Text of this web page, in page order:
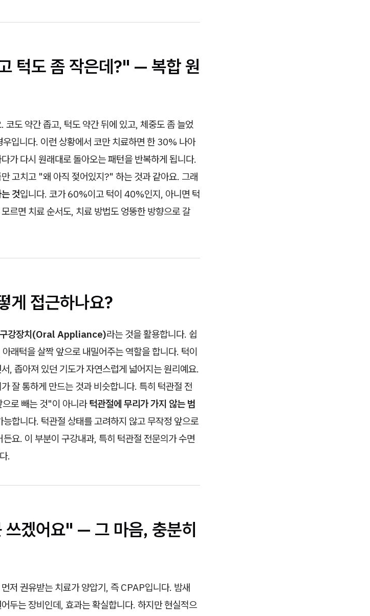
턱도 좀 작은데?" — 복합 원
코도 약간 좁고, 턱도 약간 뒤에 있고, 체중도 좀 늘었
입니다. 이런 상황에서 코만 치료하면 한 30% 나아
가 다시 원래대로 돌아오는 패턴을 반복하게 됩니다.
고치고 "왜 아직 젖어있지?" 하는 것과 같아요. 그래
것입니다. 코가 60%이고 턱이 40%인지, 아니면 턱
르면 치료 순서도, 치료 방법도 엉뚱한 방향으로 갈
게 접근하나요?
구강장치(Oral Appliance)라는 것을 활용합니다. 쉽
래턱을 살짝 앞으로 내밀어주는 역할을 합니다. 턱이
, 좁아져 있던 기도가 자연스럽게 넓어지는 원리예요.
잘 통하게 만드는 것과 비슷합니다. 특히 턱관절 전
로 빼는 것"이 아니라턱관절에 무리가 가지 않는 범
능합니다. 턱관절 상태를 고려하지 않고 무작정 앞으로
요. 이 부분이 구강내과, 특히 턱관절 전문의가 수면
.
겠어요" — 그 마음, 충분히
저 권유받는 치료가 양압기, 즉 CPAP입니다. 밤새
두는 장비인데, 효과는 확실합니다. 하지만 현실적으